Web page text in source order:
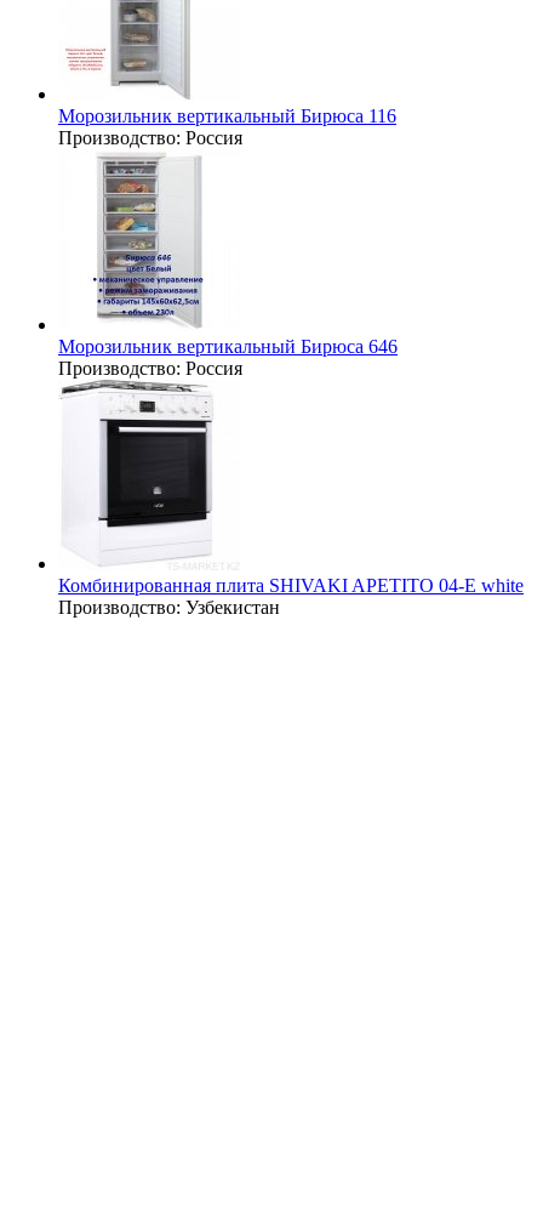
Морозильник вертикальный Бирюса 116
Производство: Россия
Морозильник вертикальный Бирюса 646
Производство: Россия
Комбинированная плита SHIVAKI APETITO 04-E white
Производство: Узбекистан